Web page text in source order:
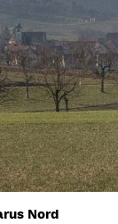
Nord